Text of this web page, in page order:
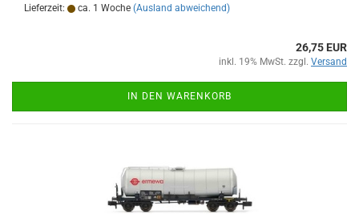
Lieferzeit: ca. 1 Woche (Ausland abweichend)
26,75 EUR
inkl. 19% MwSt. zzgl. Versand
IN DEN WARENKORB